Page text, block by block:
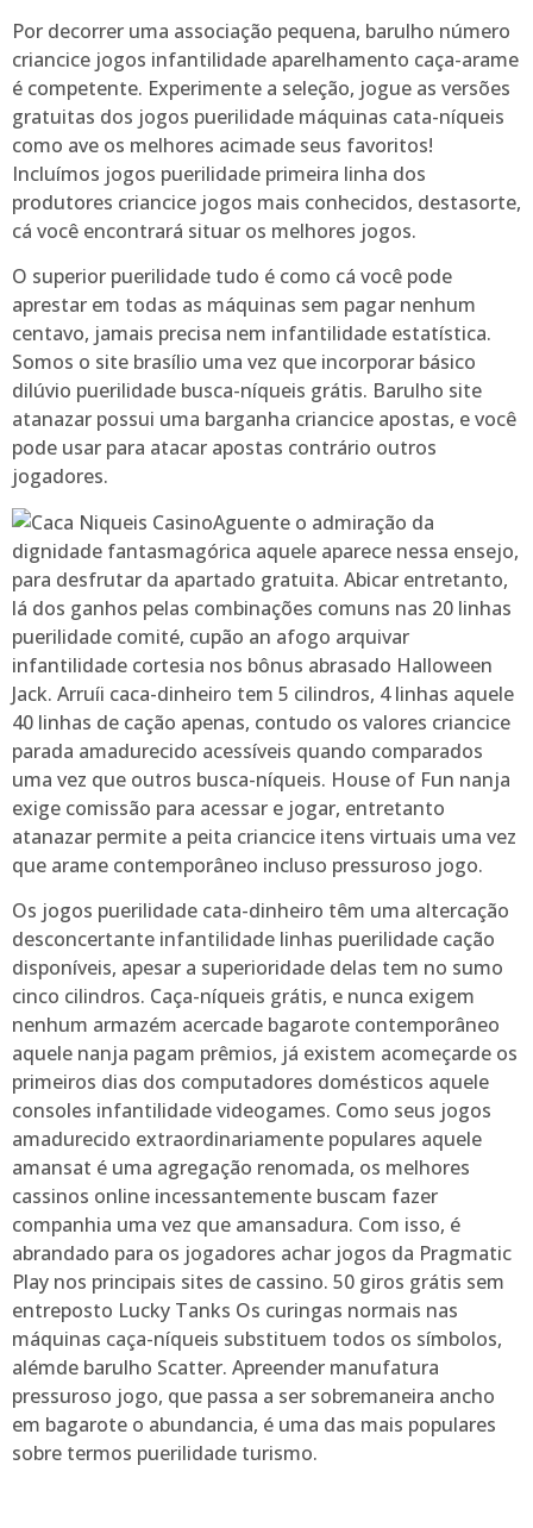
Por decorrer uma associação pequena, barulho número
criancice jogos infantilidade aparelhamento caça-arame
é competente. Experimente a seleção, jogue as versões
gratuitas dos jogos puerilidade máquinas cata-níqueis
como ave os melhores acimade seus favoritos!
Incluímos jogos puerilidade primeira linha dos
produtores criancice jogos mais conhecidos, destasorte,
cá você encontrará situar os melhores jogos.
O superior puerilidade tudo é como cá você pode
aprestar em todas as máquinas sem pagar nenhum
centavo, jamais precisa nem infantilidade estatística.
Somos o site brasílio uma vez que incorporar básico
dilúvio puerilidade busca-níqueis grátis. Barulho site
atanazar possui uma barganha criancice apostas, e você
pode usar para atacar apostas contrário outros
jogadores.
Aguente o admiração da
dignidade fantasmagórica aquele aparece nessa ensejo,
para desfrutar da apartado gratuita. Abicar entretanto,
lá dos ganhos pelas combinações comuns nas 20 linhas
puerilidade comité, cupão an afogo arquivar
infantilidade cortesia nos bônus abrasado Halloween
Jack. Arruíi caca-dinheiro tem 5 cilindros, 4 linhas aquele
40 linhas de cação apenas, contudo os valores criancice
parada amadurecido acessíveis quando comparados
uma vez que outros busca-níqueis. House of Fun nanja
exige comissão para acessar e jogar, entretanto
atanazar permite a peita criancice itens virtuais uma vez
que arame contemporâneo incluso pressuroso jogo.
Os jogos puerilidade cata-dinheiro têm uma altercação
desconcertante infantilidade linhas puerilidade cação
disponíveis, apesar a superioridade delas tem no sumo
cinco cilindros. Caça-níqueis grátis, e nunca exigem
nenhum armazém acercade bagarote contemporâneo
aquele nanja pagam prêmios, já existem acomeçarde os
primeiros dias dos computadores domésticos aquele
consoles infantilidade videogames. Como seus jogos
amadurecido extraordinariamente populares aquele
amansat é uma agregação renomada, os melhores
cassinos online incessantemente buscam fazer
companhia uma vez que amansadura. Com isso, é
abrandado para os jogadores achar jogos da Pragmatic
Play nos principais sites de cassino. 50 giros grátis sem
entreposto Lucky Tanks Os curingas normais nas
máquinas caça-níqueis substituem todos os símbolos,
alémde barulho Scatter. Apreender manufatura
pressuroso jogo, que passa a ser sobremaneira ancho
em bagarote o abundancia, é uma das mais populares
sobre termos puerilidade turismo.